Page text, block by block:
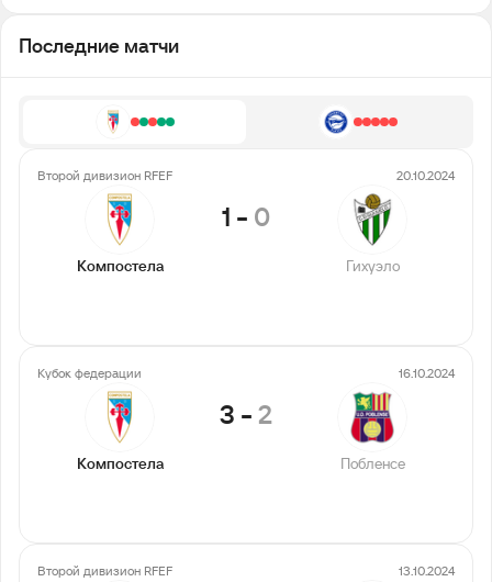
Последние матчи
Второй дивизион RFEF 20.10.2024
Компостела
1 - 0
Гихуэло
Кубок федерации 16.10.2024
Компостела
3 -2
Побленсе
Второй дивизион RFEF 13.10.2024